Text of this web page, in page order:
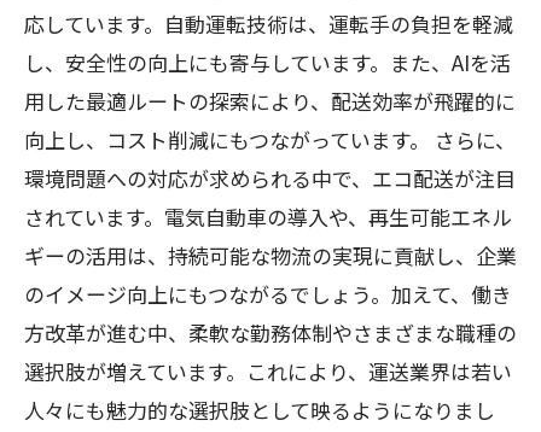
応しています。自動運転技術は、運転手の負担を軽減
し、安全性の向上にも寄与しています。また、AIを活
用した最適ルートの探索により、配送効率が飛躍的に
向上し、コスト削減にもつながっています。 さらに、
環境問題への対応が求められる中で、エコ配送が注目
されています。電気自動車の導入や、再生可能エネル
ギーの活用は、持続可能な物流の実現に貢献し、企業
のイメージ向上にもつながるでしょう。加えて、働き
方改革が進む中、柔軟な勤務体制やさまざまな職種の
選択肢が増えています。これにより、運送業界は若い
人々にも魅力的な選択肢として映るようになりまし